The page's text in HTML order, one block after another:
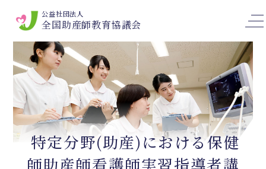
公益社団法人
全国助産師教育協議会
特定分野(助産)における保健
師助産師看護師実習指導者講